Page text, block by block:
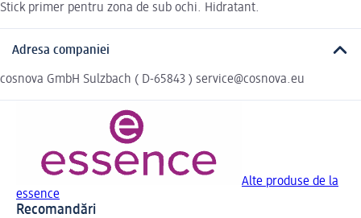
Stick primer pentru zona de sub ochi. Hidratant.
Adresa companiei
cosnova GmbH Sulzbach ( D-65843 ) service@cosnova.eu
Alte produse de la
essence
Recomandări